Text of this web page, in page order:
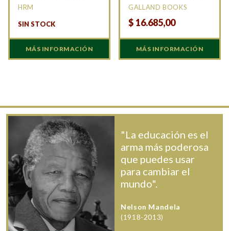
HRM
SIN STOCK
MÁS INFORMACIÓN
GALLAND BOOKS
$ 16.685,00
MÁS INFORMACIÓN
"La educación es el
arma más poderosa
que puedes usar
para cambiar el
mundo".
Nelson Mandela
(1918-2013)